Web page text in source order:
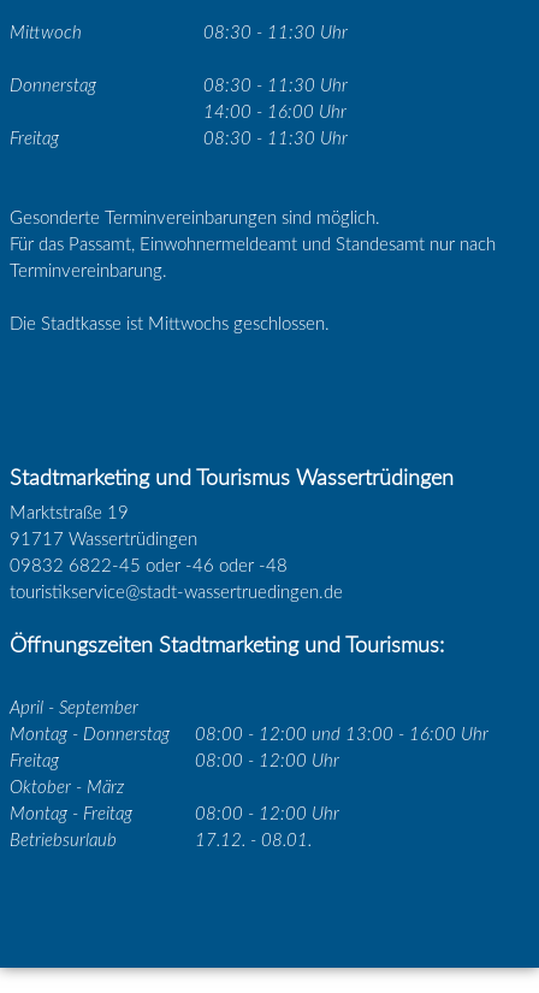
Mittwoch 08:30 - 11:30 Uhr
Donnerstag
08:30 - 11:30 Uhr
14:00 - 16:00 Uhr
Freitag
08:30 - 11:30 Uhr
Gesonderte Terminvereinbarungen sind möglich.
Für das Passamt, Einwohnermeldeamt und Standesamt nur nach
Terminvereinbarung.
Die Stadtkasse ist Mittwochs geschlossen.
Stadtmarketing und Tourismus Wassertrüdingen
Marktstraße 19
91717 Wassertrüdingen
09832 6822-45 oder -46 oder -48
touristikservice@stadt-wassertruedingen.de
Öffnungszeiten Stadtmarketing und Tourismus:
April - September
Montag - Donnerstag
08:00 - 12:00 und 13:00 - 16:00 Uhr
Freitag
08:00 - 12:00 Uhr
Oktober - März
Montag - Freitag
08:00 - 12:00 Uhr
Betriebsurlaub
17.12. - 08.01.